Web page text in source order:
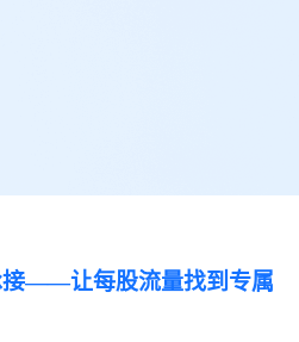
——让每股流量找到专属